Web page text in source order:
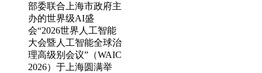
部委联合上海市政府主
办的世界级AI盛
会“2026世界人工智能
大会暨人工智能全球治
理高级别会议”（WAIC
2026）于上海圆满举